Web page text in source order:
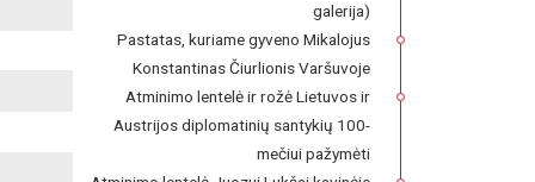
galerija)
Pastatas, kuriame gyveno Mikalojus
Konstantinas Čiurlionis Varšuvoje
Atminimo lentelė ir rožė Lietuvos ir
Austrijos diplomatinių santykių 100-
mečiui pažymėti